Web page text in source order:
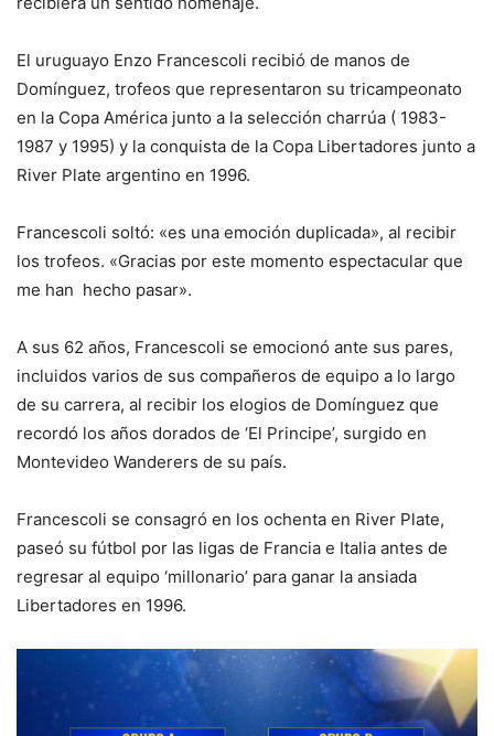
El uruguayo Enzo Francescoli recibió de manos de
Domínguez, trofeos que representaron su tricampeonato
en la Copa América junto a la selección charrúa ( 1983-
1987 y 1995) y la conquista de la Copa Libertadores junto a
River Plate argentino en 1996.
Francescoli soltó: «es una emoción duplicada», al recibir
los trofeos. «Gracias por este momento espectacular que
me han hecho pasar».
A sus 62 años, Francescoli se emocionó ante sus pares,
incluidos varios de sus compañeros de equipo a lo largo
de su carrera, al recibir los elogios de Domínguez que
recordó los años dorados de ‘El Principe’, surgido en
Montevideo Wanderers de su país.
Francescoli se consagró en los ochenta en River Plate,
paseó su fútbol por las ligas de Francia e Italia antes de
regresar al equipo ‘millonario’ para ganar la ansiada
Libertadores en 1996.